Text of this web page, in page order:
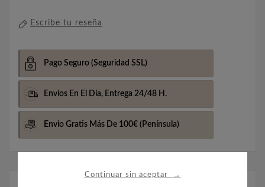
Continuar sin aceptar →
Escribe tu reseña
Pago Seguro (Seguridad SSL)
Envíos En El Día, Entrega 24/48 H.
Envio Gratis Más De 100€ (Península)